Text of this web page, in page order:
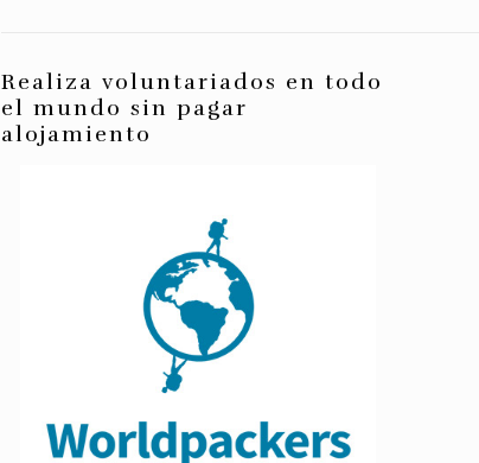
Realiza voluntariados en todo
el mundo sin pagar
alojamiento